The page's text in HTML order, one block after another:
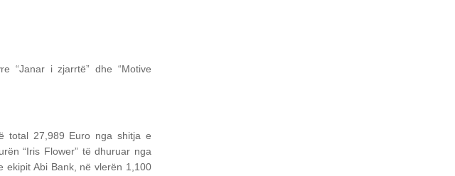
“Janar i zjarrtë” dhe “Motive
total 27,989 Euro nga shitja e
“Iris Flower” të dhuruar nga
ekipit Abi Bank, në vlerën 1,100